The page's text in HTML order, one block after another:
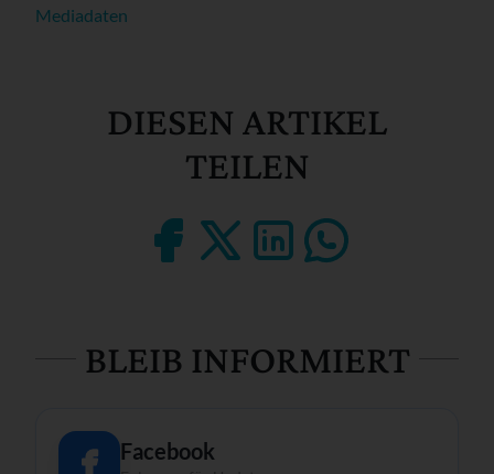
Mediadaten
DIESEN ARTIKEL
TEILEN
BLEIB INFORMIERT
Facebook